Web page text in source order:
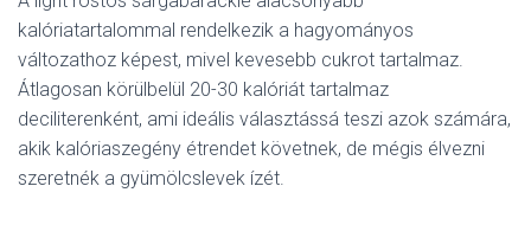
kalóriatartalommal rendelkezik a hagyományos
változathoz képest, mivel kevesebb cukrot tartalmaz.
Átlagosan körülbelül 20-30 kalóriát tartalmaz
deciliterenként, ami ideális választássá teszi azok számára,
akik kalóriaszegény étrendet követnek, de mégis élvezni
szeretnék a gyümölcslevek ízét.